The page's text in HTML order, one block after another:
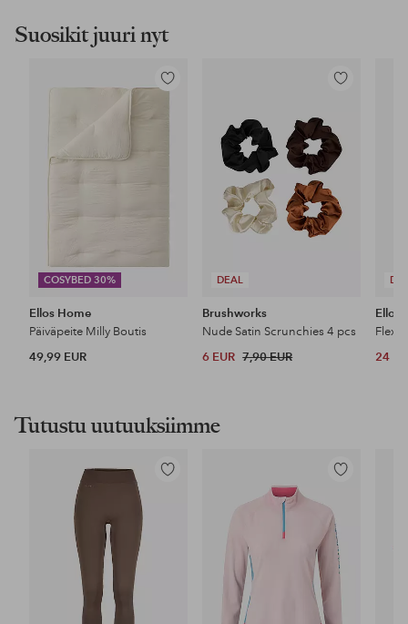
Suosikit juuri nyt
COSYBED 30%
Lisää
Ellos Home
Päiväpeite Milly Boutis
49,99 EUR
DEAL
Lisää
Brushworks
Nude Satin Scrunchies 4 pcs
6 EUR 7,90 EUR
Ellos
24
Tutustu uutuuksiimme
Lisää
Lisää